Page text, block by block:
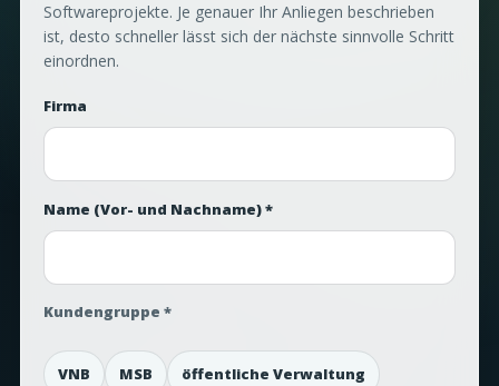
Softwareprojekte. Je genauer Ihr Anliegen beschrieben
ist, desto schneller lässt sich der nächste sinnvolle Schritt
einordnen.
Firma
Name (Vor- und Nachname) *
Kundengruppe *
VNB MSB öffentliche Verwaltung